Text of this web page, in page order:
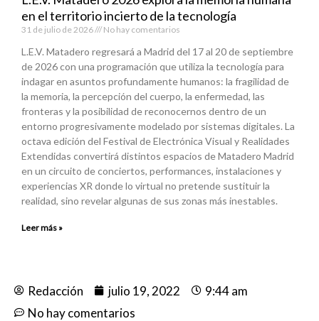
en el territorio incierto de la tecnología
31 de julio de 2026 No hay comentarios
L.E.V. Matadero regresará a Madrid del 17 al 20 de septiembre
de 2026 con una programación que utiliza la tecnología para
indagar en asuntos profundamente humanos: la fragilidad de
la memoria, la percepción del cuerpo, la enfermedad, las
fronteras y la posibilidad de reconocernos dentro de un
entorno progresivamente modelado por sistemas digitales. La
octava edición del Festival de Electrónica Visual y Realidades
Extendidas convertirá distintos espacios de Matadero Madrid
en un circuito de conciertos, performances, instalaciones y
experiencias XR donde lo virtual no pretende sustituir la
realidad, sino revelar algunas de sus zonas más inestables.
Leer más »
Redacción julio 19, 2022
9:44 am
No hay comentarios